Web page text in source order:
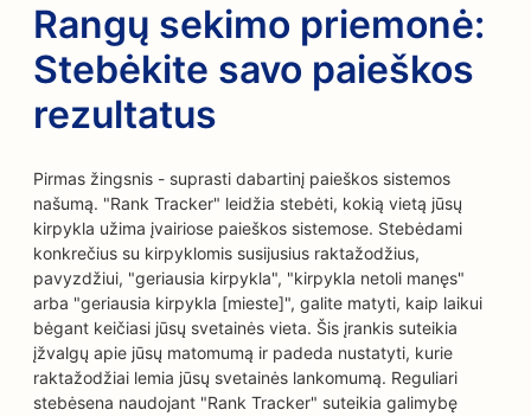
Rangų sekimo priemonė:
Stebėkite savo paieškos
rezultatus
Pirmas žingsnis - suprasti dabartinį paieškos sistemos
našumą. "Rank Tracker" leidžia stebėti, kokią vietą jūsų
kirpykla užima įvairiose paieškos sistemose. Stebėdami
konkrečius su kirpyklomis susijusius raktažodžius,
pavyzdžiui, "geriausia kirpykla", "kirpykla netoli manęs"
arba "geriausia kirpykla [mieste]", galite matyti, kaip laikui
bėgant keičiasi jūsų svetainės vieta. Šis įrankis suteikia
įžvalgų apie jūsų matomumą ir padeda nustatyti, kurie
raktažodžiai lemia jūsų svetainės lankomumą. Reguliari
stebėsena naudojant "Rank Tracker" suteikia galimybę